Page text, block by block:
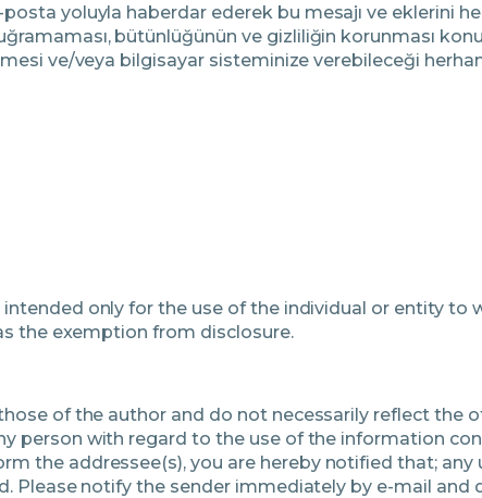
yoluyla haberdar ederek bu mesajı ve eklerini
bütünlüğünün ve gizliliğin korunması
ve/veya bilgisayar sisteminize verebileceği
only for the use of the individual or entity to
the exemption from disclosure.
of the author and do not necessarily reflect the
person with regard to the use of the information
the addressee(s), you are hereby notified that;
Please notify the sender immediately by e-mail